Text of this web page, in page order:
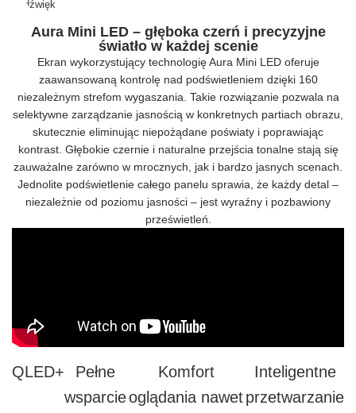
Aura Mini LED – głęboka czerń i precyzyjne
światło w każdej scenie
Ekran wykorzystujący technologię Aura Mini LED oferuje
zaawansowaną kontrolę nad podświetleniem dzięki 160
niezależnym strefom wygaszania. Takie rozwiązanie pozwala na
selektywne zarządzanie jasnością w konkretnych partiach obrazu,
skutecznie eliminując niepożądane poświaty i poprawiając
kontrast. Głębokie czernie i naturalne przejścia tonalne stają się
zauważalne zarówno w mrocznych, jak i bardzo jasnych scenach.
Jednolite podświetlenie całego panelu sprawia, że każdy detal –
niezależnie od poziomu jasności – jest wyraźny i pozbawiony
prześwietleń.
QLED+
Pełne
wsparcie
Komfort
oglądania nawet
Inteligentne
przetwarzanie